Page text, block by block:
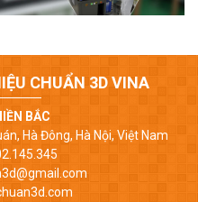
CHUẨN 3D VINA
BẮC
Hà Đông, Hà Nội, Việt Nam